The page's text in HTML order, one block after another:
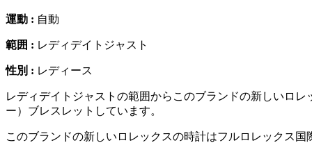
運動 : 自動
範囲 : レディデイトジャスト
性別 : レディース
レディデイトジャストの範囲からこのブランドの新しいロ
ー）ブレスレットしています。
このブランドの新しいロレックスの時計はフルロレックス